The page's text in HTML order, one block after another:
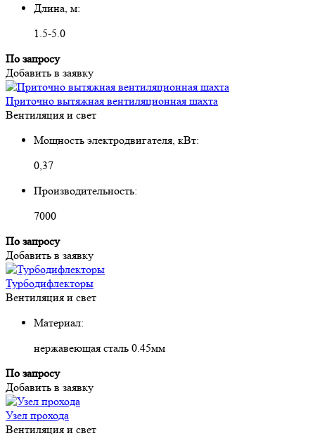
Длина, м:
1.5-5.0
По запросу
Добавить в заявку
Приточно вытяжная вентиляционная шахта
Вентиляция и свет
Мощность электродвигателя, кВт:
0,37
Производительность:
7000
По запросу
Добавить в заявку
Турбодифлекторы
Вентиляция и свет
Материал:
нержавеющая сталь 0.45мм
По запросу
Добавить в заявку
Узел прохода
Вентиляция и свет